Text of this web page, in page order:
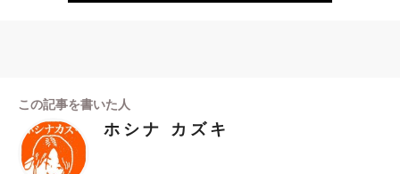
この記事を書いた人
ホシナ カズキ